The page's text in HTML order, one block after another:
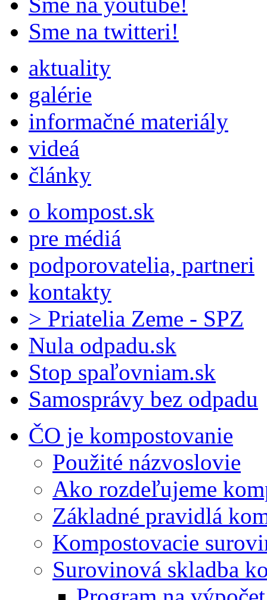
Sme na twitteri!
aktuality
galérie
informačné materiály
videá
články
o kompost.sk
pre médiá
podporovatelia, partneri
kontakty
> Priatelia Zeme - SPZ
Nula odpadu.sk
Stop spaľovniam.sk
Samosprávy bez odpadu
ČO je kompostovanie
Použité názvoslovie
Ako rozdeľujeme
Základné pravidlá
Kompostovacie
Surovinová skladba